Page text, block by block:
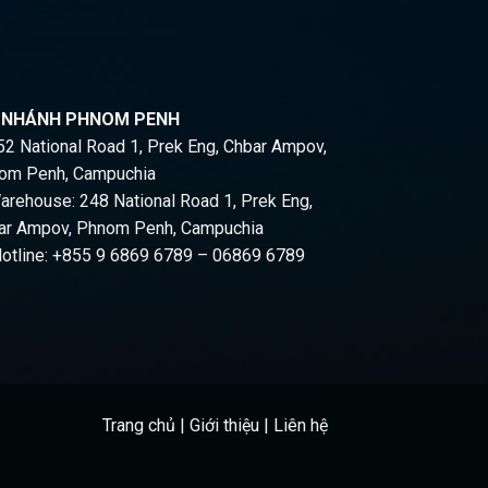
PHNOM PENH
National Road 1, Prek Eng, Chbar Ampov,
Penh, Campuchia
248 National Road 1, Prek Eng,
Ampov, Phnom Penh, Campuchia
+855 9 6869 6789 – 06869 6789
Trang chủ | Giới thiệu | Liên hệ